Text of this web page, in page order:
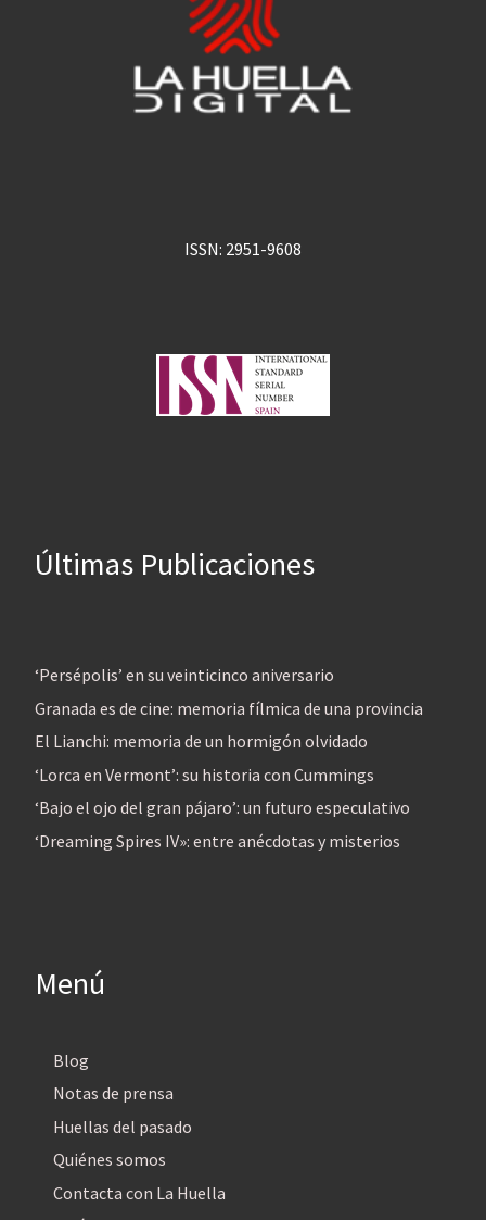
ISSN: 2951-9608
Últimas Publicaciones
‘Persépolis’ en su veinticinco aniversario
Granada es de cine: memoria fílmica de una provincia
El Lianchi: memoria de un hormigón olvidado
‘Lorca en Vermont’: su historia con Cummings
‘Bajo el ojo del gran pájaro’: un futuro especulativo
‘Dreaming Spires IV»: entre anécdotas y misterios
Menú
Blog
Notas de prensa
Huellas del pasado
Quiénes somos
Contacta con La Huella